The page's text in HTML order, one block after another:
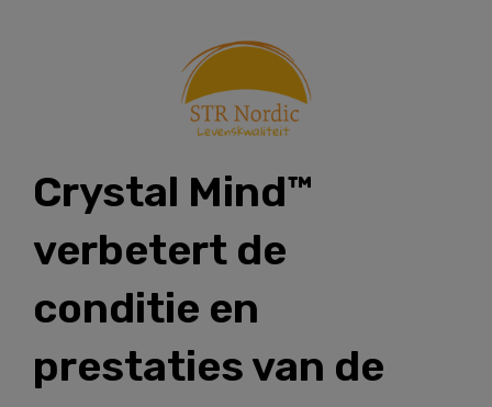
Crystal Mind™
verbetert de
conditie en
prestaties van de